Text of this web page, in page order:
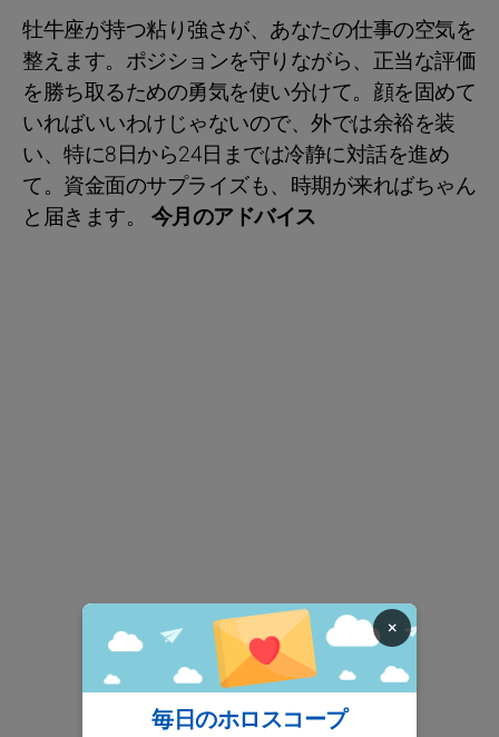
牡牛座が持つ粘り強さが、あなたの仕事の空気を
整えます。ポジションを守りながら、正当な評価
を勝ち取るための勇気を使い分けて。顔を固めて
いればいいわけじゃないので、外では余裕を装
い、特に8日から24日までは冷静に対話を進め
て。資金面のサプライズも、時期が来ればちゃん
と届きます。 今月のアドバイス
×
毎日のホロスコープ